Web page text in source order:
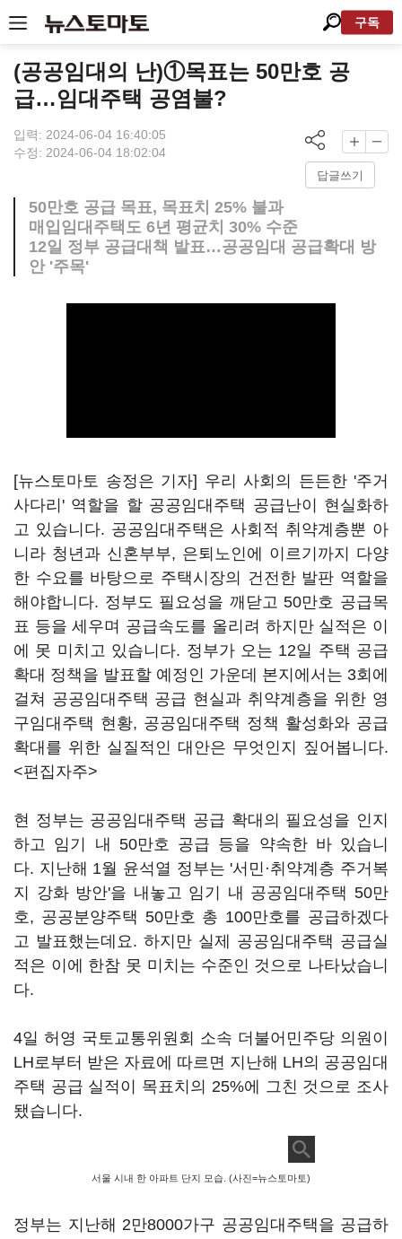
구독
(공공임대의 난)①목표는 50만호 공
급…임대주택 공염불?
입력: 2024-06-04 16:40:05
수정: 2024-06-04 18:02:04
답글쓰기
50만호 공급 목표, 목표치 25% 불과
매입임대주택도 6년 평균치 30% 수준
12일 정부 공급대책 발표…공공임대 공급확대 방
안 '주목'
[뉴스토마토 송정은 기자] 우리 사회의 든든한 '주거
사다리' 역할을 할 공공임대주택 공급난이 현실화하
고 있습니다. 공공임대주택은 사회적 취약계층뿐 아
니라 청년과 신혼부부, 은퇴노인에 이르기까지 다양
한 수요를 바탕으로 주택시장의 건전한 발판 역할을
해야합니다. 정부도 필요성을 깨닫고 50만호 공급목
표 등을 세우며 공급속도를 올리려 하지만 실적은 이
에 못 미치고 있습니다. 정부가 오는 12일 주택 공급
확대 정책을 발표할 예정인 가운데 본지에서는 3회에
걸쳐 공공임대주택 공급 현실과 취약계층을 위한 영
구임대주택 현황, 공공임대주택 정책 활성화와 공급
확대를 위한 실질적인 대안은 무엇인지 짚어봅니다.
<편집자주>
현 정부는 공공임대주택 공급 확대의 필요성을 인지
하고 임기 내 50만호 공급 등을 약속한 바 있습니
다. 지난해 1월 윤석열 정부는 '서민·취약계층 주거복
지 강화 방안'을 내놓고 임기 내 공공임대주택 50만
호, 공공분양주택 50만호 총 100만호를 공급하겠다
고 발표했는데요. 하지만 실제 공공임대주택 공급실
적은 이에 한참 못 미치는 수준인 것으로 나타났습니
다.
4일 허영 국토교통위원회 소속 더불어민주당 의원이
LH로부터 받은 자료에 따르면 지난해 LH의 공공임대
주택 공급 실적이 목표치의 25%에 그친 것으로 조사
됐습니다.
서울 시내 한 아파트 단지 모습. (사진=뉴스토마토)
정부는 지난해 2만8000가구 공공임대주택을 공급하